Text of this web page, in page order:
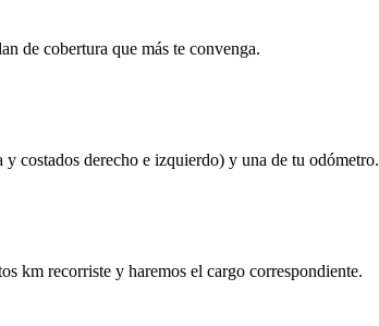
de cobertura que más te convenga.
costados derecho e izquierdo) y una de tu odómetro.
km recorriste y haremos el cargo correspondiente.